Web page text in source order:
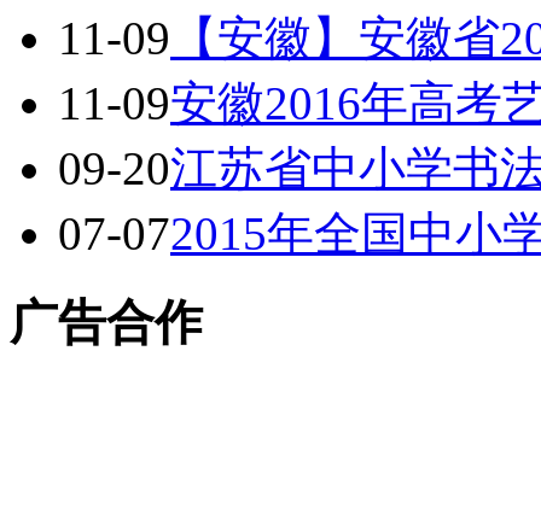
11-09 【安徽】安徽省
11-09安徽2016年高考
09-20江苏省中小学书
07-072015年全国中小
广告合作